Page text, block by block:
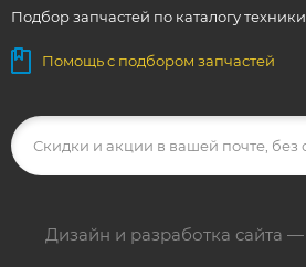
Подбор запчастей по каталогу техники
Помощь с подбором запчастей
Дизайн и разработка сайта —